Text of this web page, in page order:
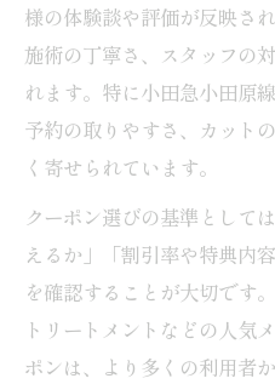
様の体験談や評価が反映さ
施術の丁寧さ、スタッフの
れます。特に小田急小田原
予約の取りやすさ、カット
く寄せられています。
クーポン選びの基準として
えるか」「割引率や特典内
を確認することが大切です
トリートメントなどの人気
ポンは、より多くの利用者